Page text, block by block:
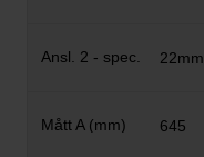
22mm
645